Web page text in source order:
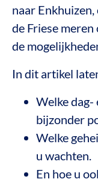
naar
de Friese
de
In dit artikel
Welke dag-
bijzonder
Welke
u wachten.
En hoe u